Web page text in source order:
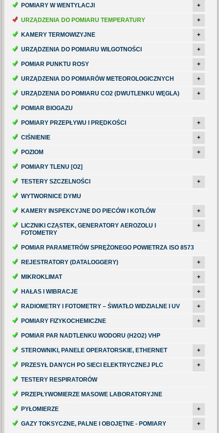
POMIARY W WENTYLACJI +
URZĄDZENIA DO POMIARU TEMPERATURY +
KAMERY TERMOWIZYJNE +
URZĄDZENIA DO POMIARU WILGOTNOŚCI +
POMIAR PUNKTU ROSY +
URZĄDZENIA DO POMIARÓW METEOROLOGICZNYCH +
URZĄDZENIA DO POMIARU CO2 (DWUTLENKU WĘGLA) +
POMIAR BIOGAZU
POMIARY PRZEPŁYWU I PRĘDKOŚCI +
CIŚNIENIE +
POZIOM +
POMIARY TLENU [O2]
TESTERY SZCZELNOŚCI +
WYTWORNICE DYMU
KAMERY INSPEKCYJNE DO PIECÓW I KOTŁÓW +
LICZNIKI CZĄSTEK, GENERATORY AEROZOLU I
FOTOMETRY
+
POMIAR PARAMETRÓW SPRĘŻONEGO POWIETRZA ISO 8573
REJESTRATORY (DATALOGGERY) +
MIKROKLIMAT +
HAŁAS I WIBRACJE +
RADIOMETRY I FOTOMETRY – ŚWIATŁO WIDZIALNE I UV +
POMIARY FIZYKOCHEMICZNE +
POMIAR PAR NADTLENKU WODORU (H2O2) VHP
STEROWNIKI, PANELE OPERATORSKIE, ETHERNET +
PRZESYŁ DANYCH PO SIECI ELEKTRYCZNEJ PLC +
TESTERY RESPIRATORÓW
PRZEPŁYWOMIERZE MASOWE LABORATORYJNE
PYŁOMIERZE +
GAZY TOKSYCZNE, PALNE I OBOJĘTNE - POMIARY +